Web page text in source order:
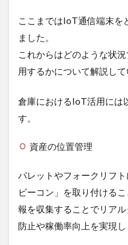
ここまではIoT通信端末を
ました。
これからはどのような状
用するかについて解説して
倉庫におけるIoT活用には
す。
資産の位置管理
パレットやフォークリフ
ビーコン」を取り付ける
報を収集することでリア
防止や稼働率向上を実現し